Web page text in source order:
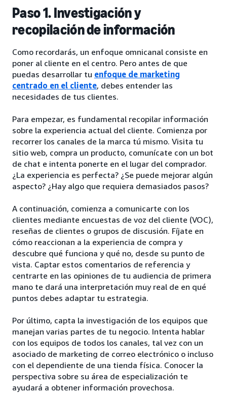
Paso 1. Investigación y
recopilación de información
Como recordarás, un enfoque omnicanal consiste en
poner al cliente en el centro. Pero antes de que
puedas desarrollar tu enfoque de marketing
centrado en el cliente, debes entender las
necesidades de tus clientes.
Para empezar, es fundamental recopilar información
sobre la experiencia actual del cliente. Comienza por
recorrer los canales de la marca tú mismo. Visita tu
sitio web, compra un producto, comunícate con un bot
de chat e intenta ponerte en el lugar del comprador.
¿La experiencia es perfecta? ¿Se puede mejorar algún
aspecto? ¿Hay algo que requiera demasiados pasos?
A continuación, comienza a comunicarte con los
clientes mediante encuestas de voz del cliente (VOC),
reseñas de clientes o grupos de discusión. Fíjate en
cómo reaccionan a la experiencia de compra y
descubre qué funciona y qué no, desde su punto de
vista. Captar estos comentarios de referencia y
centrarte en las opiniones de tu audiencia de primera
mano te dará una interpretación muy real de en qué
puntos debes adaptar tu estrategia.
Por último, capta la investigación de los equipos que
manejan varias partes de tu negocio. Intenta hablar
con los equipos de todos los canales, tal vez con un
asociado de marketing de correo electrónico o incluso
con el dependiente de una tienda física. Conocer la
perspectiva sobre su área de especialización te
ayudará a obtener información provechosa.